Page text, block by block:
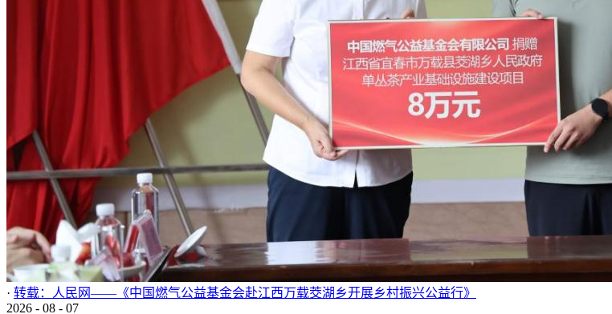
· 转载：人民网——《中国燃气公益基金会赴江西万载茭湖乡开展乡村振兴公益行》
2026 - 08 - 07